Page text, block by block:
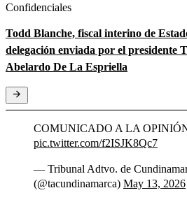
Confidenciales
Todd Blanche, fiscal interino de
delegación enviada por el presidente
Abelardo De La Espriella
COMUNICADO A LA
pic.twitter.com/f2ISJK8Qc7
— Tribunal Adtvo. de
(@tacundinamarca) May 13, 2026